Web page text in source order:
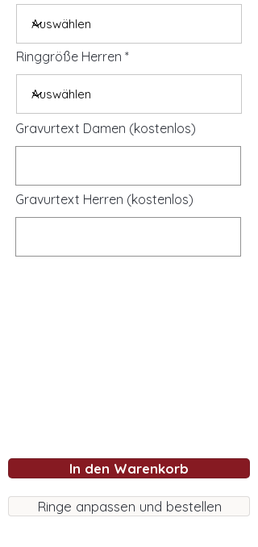
Ringgröße Herren
Gravurtext Damen (kostenlos)
Gravurtext Herren (kostenlos)
In den Warenkorb
Ringe anpassen und bestellen